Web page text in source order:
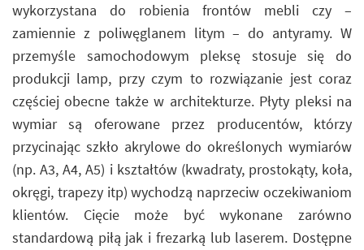
wykorzystana do robienia frontów mebli czy –
zamiennie z poliwęglanem litym – do antyramy. W
przemyśle samochodowym pleksę stosuje się do
produkcji lamp, przy czym to rozwiązanie jest coraz
częściej obecne także w architekturze. Płyty pleksi na
wymiar są oferowane przez producentów, którzy
przycinając szkło akrylowe do określonych wymiarów
(np. A3, A4, A5) i kształtów (kwadraty, prostokąty, koła,
okręgi, trapezy itp) wychodzą naprzeciw oczekiwaniom
klientów. Cięcie może być wykonane zarówno
standardową piłą jak i frezarką lub laserem. Dostępne